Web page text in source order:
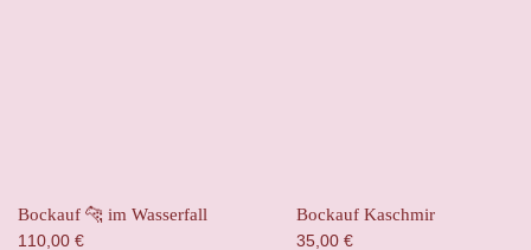
Bockauf 🐆 im Wasserfall
110,00 €
Bockauf Kaschmir
35,00 €